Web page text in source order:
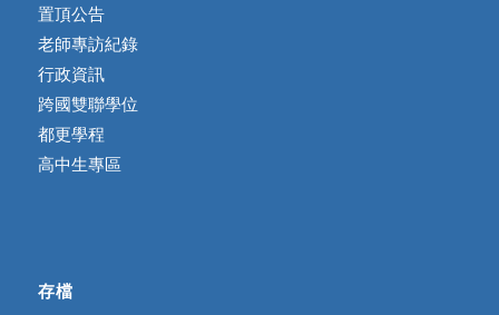
置頂公告
老師專訪紀錄
行政資訊
跨國雙聯學位
都更學程
高中生專區
存檔